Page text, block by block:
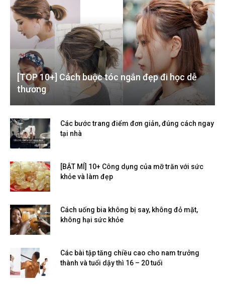
[TOP 10+] Cách buộc tóc ngắn đẹp đi học dễ
thương
Các bước trang điểm đơn giản, đúng cách ngay
tại nhà
[BẬT MÍ] 10+ Công dụng của mỡ trăn với sức
khỏe và làm đẹp
Cách uống bia không bị say, không đỏ mặt,
không hại sức khỏe
Các bài tập tăng chiều cao cho nam trưởng
thành và tuổi dậy thì 16 – 20 tuổi